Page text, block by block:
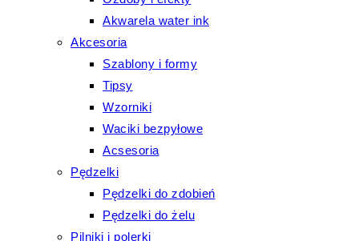
Akwarela water ink
Akcesoria
Szablony i formy
Tipsy
Wzorniki
Waciki bezpyłowe
Acsesoria
Pędzelki
Pędzelki do zdobień
Pędzelki do żelu
Pilniki i polerki